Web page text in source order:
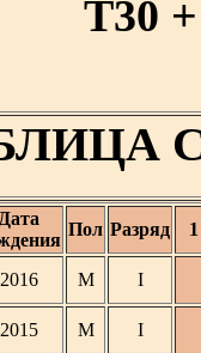
T30
Дата
Пол Разряд 1
2016 М I
2015 М I